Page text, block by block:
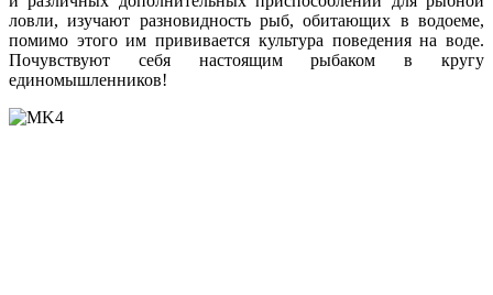
ловли, изучают разновидность рыб, обитающих в водоеме,
помимо этого им прививается культура поведения на воде.
Почувствуют себя настоящим рыбаком в кругу
единомышленников!